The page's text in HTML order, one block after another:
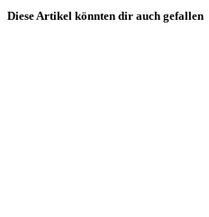
Diese Artikel könnten dir auch gefallen